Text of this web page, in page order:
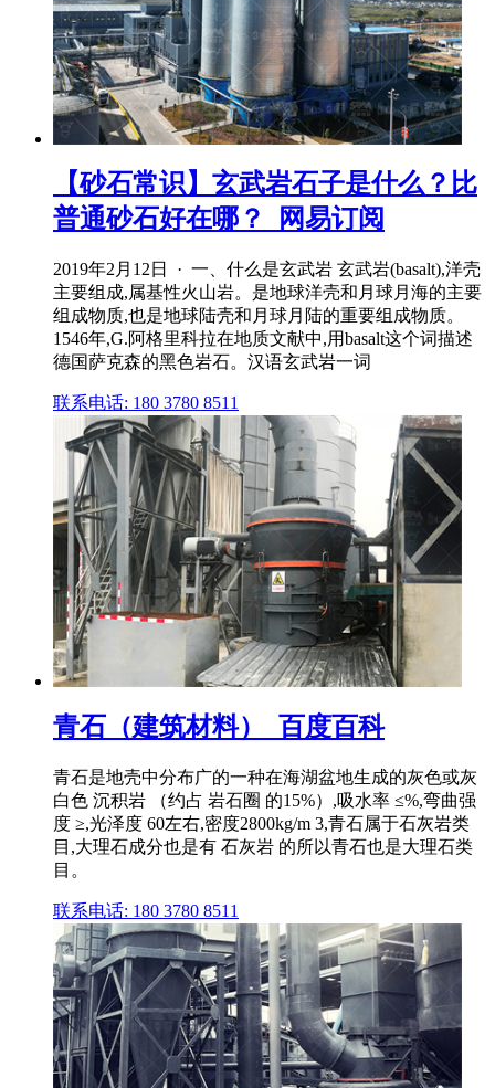
【砂石常识】玄武岩石子是什么？比
普通砂石好在哪？_网易订阅
2019年2月12日 · 一、什么是玄武岩 玄武岩(basalt),洋壳
主要组成,属基性火山岩。是地球洋壳和月球月海的主要
组成物质,也是地球陆壳和月球月陆的重要组成物质。
1546年,G.阿格里科拉在地质文献中,用basalt这个词描述
德国萨克森的黑色岩石。汉语玄武岩一词
联系电话: 180 3780 8511
青石（建筑材料）_百度百科
青石是地壳中分布广的一种在海湖盆地生成的灰色或灰
白色 沉积岩 （约占 岩石圈 的15%）,吸水率 ≤%,弯曲强
度 ≥,光泽度 60左右,密度2800kg/m 3,青石属于石灰岩类
目,大理石成分也是有 石灰岩 的所以青石也是大理石类
目。
联系电话: 180 3780 8511